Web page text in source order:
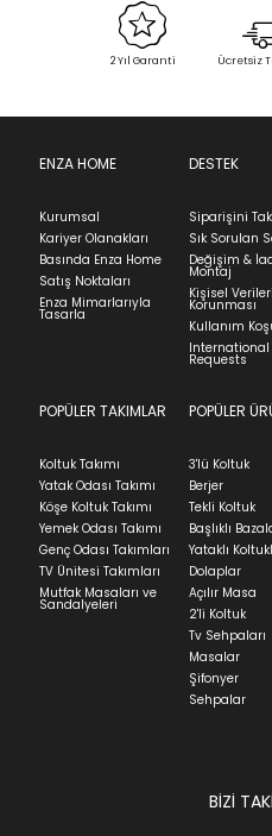
Select an option.
Stock moves super-fast.
indication of where
we can't guarantee it'll
Sipariş Alındı Sevkiyat
içinde iade başvurusunda
Ürünü iade etmek için,
faturasıyla birlikte
İadenizin kabul edilmesi
görmemiş, kurulumunun
kullanılmamış olması
İade ve
Teslimat
Ev tekstili siparişlerinizin
ortalama 5-24 iş günüdür.
Yatak siparişlerinizin teslim
ve ürünün stok
günüdür.
Panel ve Döşeme grubu
süresi yaşadığınız şehre
göre ortalama 30-45 iş
Siparişlerim bölümünden
Sıkça
2 Yıl Garanti Ücretsiz
Bu ürün
adresinizden
ENZA HOME
Kurumsal
Kariyer Olanakları
Basında Enza Home
Satış Noktaları
Enza Mimarlarıyla
Tasarla
DESTEK
Siparişini
Sık Sorulan
Değişim &
Montaj
Kişisel
Korunması
Kullanım
International
Requests
POPÜLER TAKIMLAR
Koltuk Takımı
Yatak Odası Takımı
Köşe Koltuk Takımı
Yemek Odası Takımı
Genç Odası Takımları
TV Ünitesi Takımları
Mutfak Masaları ve
Sandalyeleri
POPÜLER
3'lü Koltuk
Berjer
Tekli Koltuk
Başlıklı
Yataklı
Dolaplar
Açılır Masa
2'li Koltuk
Tv Sehpaları
Masalar
Şifonyer
Sehpalar
BİZİ